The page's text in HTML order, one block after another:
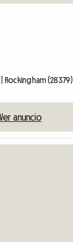
Rockingham (28379)
Ver anuncio